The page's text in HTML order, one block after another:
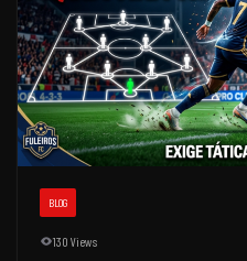
BLOG
130 Views